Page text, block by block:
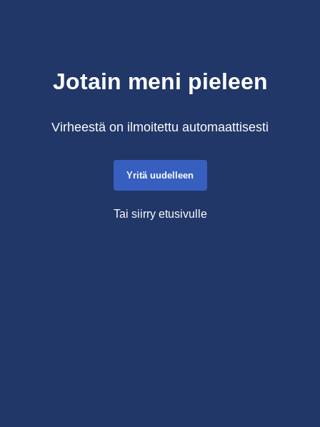
Jotain meni pieleen
Virheestä on ilmoitettu automaattisesti
Yritä uudelleen
Tai siirry etusivulle